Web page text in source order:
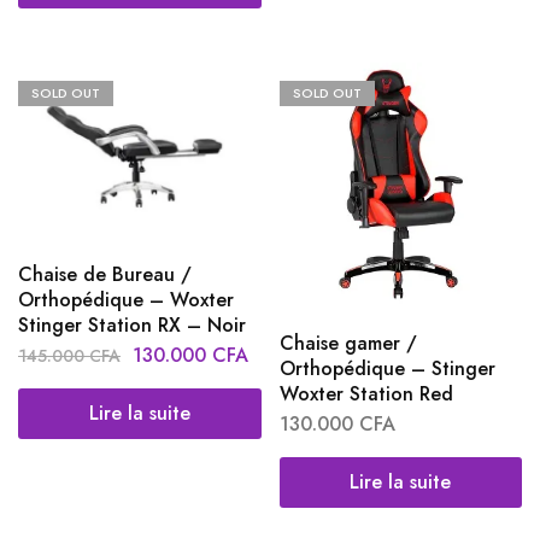
SOLD OUT
Chaise de Bureau /
Orthopédique – Woxter
Stinger Station RX – Noir
145.000CFA 130.000 CFA
Lire la suite
SOLD OUT
Chaise gamer /
Orthopédique – Stinger
Woxter Station Red
130.000 CFA
Lire la suite